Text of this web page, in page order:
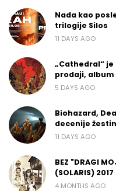
Nada kao
trilogije Silos
11 DAYS AGO
„Cathedral“
prodaji,
5 DAYS AGO
Biohazard,
decenije
11 DAYS AGO
BEZ "DRAGI
(SOLARIS) 2017
4 MONTHS AGO